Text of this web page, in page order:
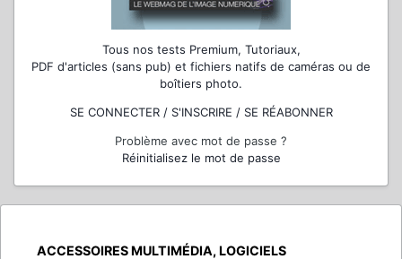
Tous nos tests Premium, Tutoriaux,
PDF d'articles (sans pub) et fichiers natifs de caméras ou de
boîtiers photo.
SE CONNECTER / S'INSCRIRE / SE RÉABONNER
Problème avec mot de passe ?
Réinitialisez le mot de passe
ACCESSOIRES MULTIMÉDIA, LOGICIELS